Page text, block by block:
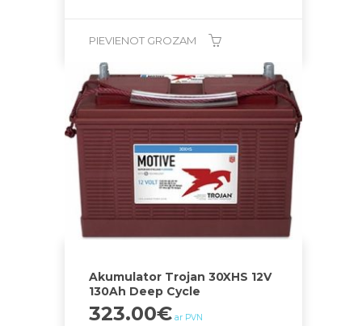
PIEVIENOT GROZAM
Akumulator Trojan 30XHS 12V
130Ah Deep Cycle
323.00€ ar PVN